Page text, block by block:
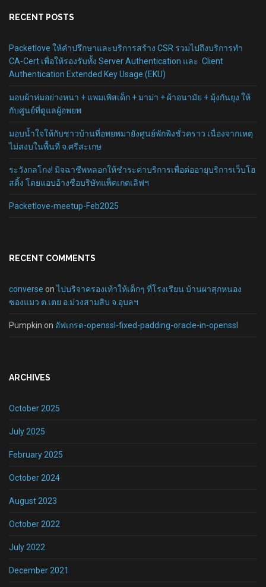
RECENT POSTS
Packetlove ให้คำปรึกษาและบริการสร้าง CSR รวมไปถึงบริการทำ
CA-Cert เพื่อให้รองรับทั้ง Server Authentication และ Client
Authentication Extended Key Usage (EKU)
มอบผ้าห่มอย่างหนา + แพมเพิสเด็ก + มาม่า + ผ้าอนามัย + มุ้งกันยุง ให้
กับศูนย์ที่ดูแลผู้อพยพ
มอบน้ำใจให้กับชาวบ้านที่อพยพมายังศูนย์พักพิงชั่วคราว เนื่องจากเหตุ
ไม่สงบในพื้นที่ จ.ศรีสะเกษ
ระวังกลโกง! มิจฉาชีพหลอกให้ชำระค่าบริการเพื่อต่ออายุบริการเว็บโฮ
สติ้ง โดยแอบอ้างชื่อบริษัทแพ็คเกตเลิฟฯ
Packetlove-meetup-Feb2025
RECENT COMMENTS
converse onไปบริจาครองเท้าให้เด็กๆ ที่โรงเรียน บ้านผาสุกหนอง
ซองแมว ต.เตย อ.ม่วงสามสิบ จ.อุบลฯ
Pumpkin on อัฟเกรด-openssl-fixed-padding-oracle-in-openssl
ARCHIVES
October 2025
July 2025
February 2025
October 2024
August 2023
October 2022
July 2022
December 2021